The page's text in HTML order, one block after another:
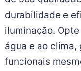
durabilidade e
iluminação.
água e ao clima,
funcionais